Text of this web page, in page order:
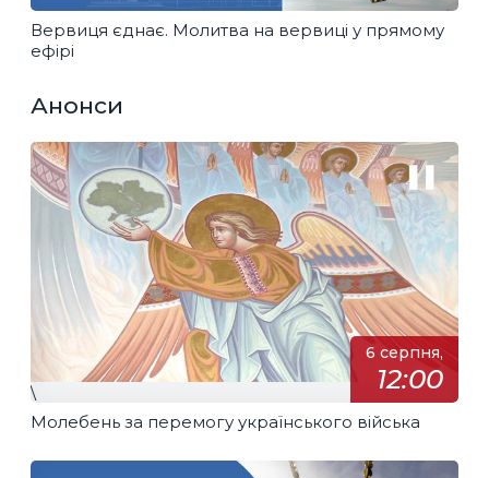
Вервиця єднає. Молитва на вервиці у прямому
ефірі
Анонси
6 серпня,
12:00
\
Молебень за перемогу українського війська